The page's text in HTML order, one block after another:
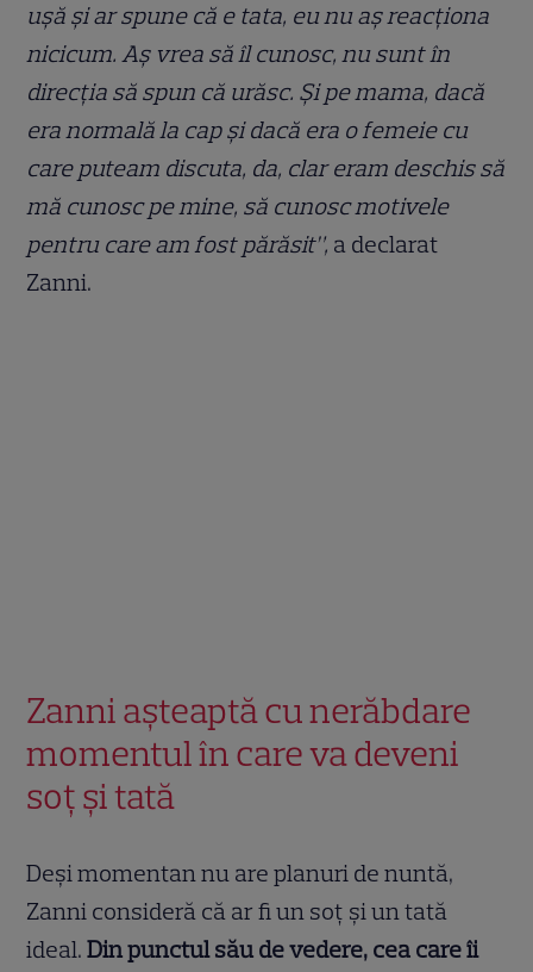
ușă și ar spune că e tata, eu nu aș reacționa
nicicum. Aș vrea să îl cunosc, nu sunt în
direcția să spun că urăsc. Și pe mama, dacă
era normală la cap și dacă era o femeie cu
care puteam discuta, da, clar eram deschis să
mă cunosc pe mine, să cunosc motivele
pentru care am fost părăsit”, a declarat
Zanni.
Zanni așteaptă cu nerăbdare
momentul în care va deveni
soț și tată
Deși momentan nu are planuri de nuntă,
Zanni consideră că ar fi un soț și un tată
ideal.Din punctul său de vedere, cea care îi